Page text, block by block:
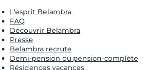
L'esprit Belambra
FAQ
Découvrir Belambra
Presse
Belambra recrute
Demi-pension ou pension-complète
Résidences vacances